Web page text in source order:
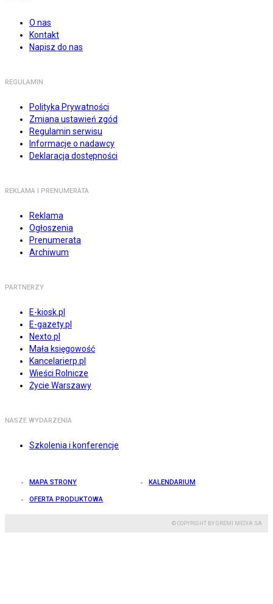
O nas
Kontakt
Napisz do nas
REGULAMIN
Polityka Prywatności
Zmiana ustawień zgód
Regulamin serwisu
Informacje o nadawcy
Deklaracja dostępności
REKLAMA I PRENUMERATA
Reklama
Ogłoszenia
Prenumerata
Archiwum
PARTNERZY
E-kiosk.pl
E-gazety.pl
Nexto.pl
Mała księgowość
Kancelarierp.pl
Wieści Rolnicze
Życie Warszawy
NASZE WYDARZENIA
Szkolenia i konferencje
MAPA STRONY KALENDARIUM
OFERTA PRODUKTOWA
© COPYRIGHT BY GREMI MEDIA SA